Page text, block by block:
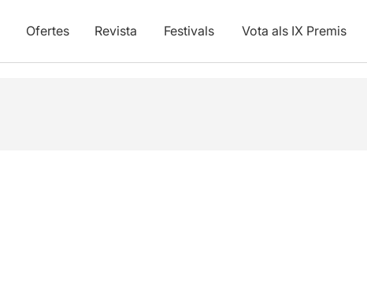
Ofertes Revista Festivals Vota als IX Premis